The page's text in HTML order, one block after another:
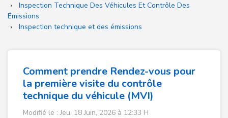
Inspection Technique Des Véhicules Et Contrôle Des
Émissions
Inspection technique et des émissions
Comment prendre Rendez-vous pour
la première visite du contrôle
technique du véhicule (MVI)
Modifié le : Jeu, 18 Juin, 2026 à 12:33 H